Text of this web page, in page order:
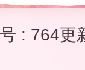
: 764更